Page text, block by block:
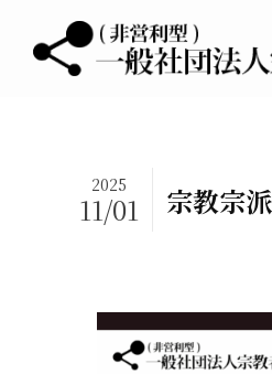
宗教宗
2025
11/01